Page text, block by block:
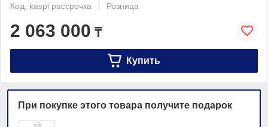
Код: kaspi рассрочка
Розница
2 063 000 ₸
Купить
При покупке этого товара получите подарок